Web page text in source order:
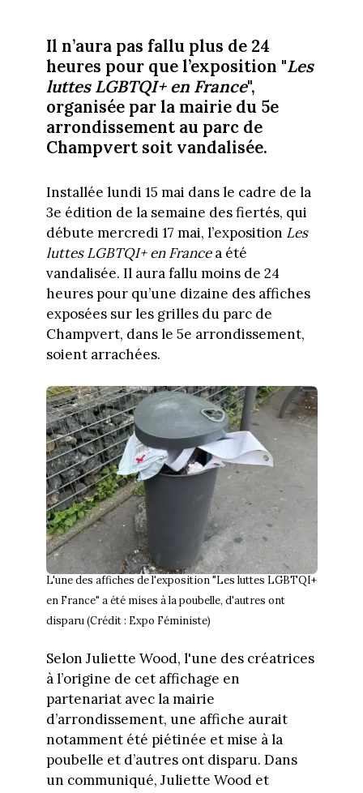
Il n’aura pas fallu plus de 24
heures pour que l’exposition "Les
luttes LGBTQI+ en France",
organisée par la mairie du 5e
arrondissement au parc de
Champvert soit vandalisée.
Installée lundi 15 mai dans le cadre de la
3e édition de la semaine des fiertés, qui
débute mercredi 17 mai, l’exposition Les
luttes LGBTQI+ en Francea été
vandalisée. Il aura fallu moins de 24
heures pour qu’une dizaine des affiches
exposées sur les grilles du parc de
Champvert, dans le 5e arrondissement,
soient arrachées.
L'une des affiches de l'exposition "Les luttes LGBTQI+
en France" a été mises à la poubelle, d'autres ont
disparu (Crédit : Expo Féministe)
Selon Juliette Wood, l'une des créatrices
à l’origine de cet affichage en
partenariat avec la mairie
d’arrondissement, une affiche aurait
notamment été piétinée et mise à la
poubelle et d’autres ont disparu. Dans
un communiqué, Juliette Wood et